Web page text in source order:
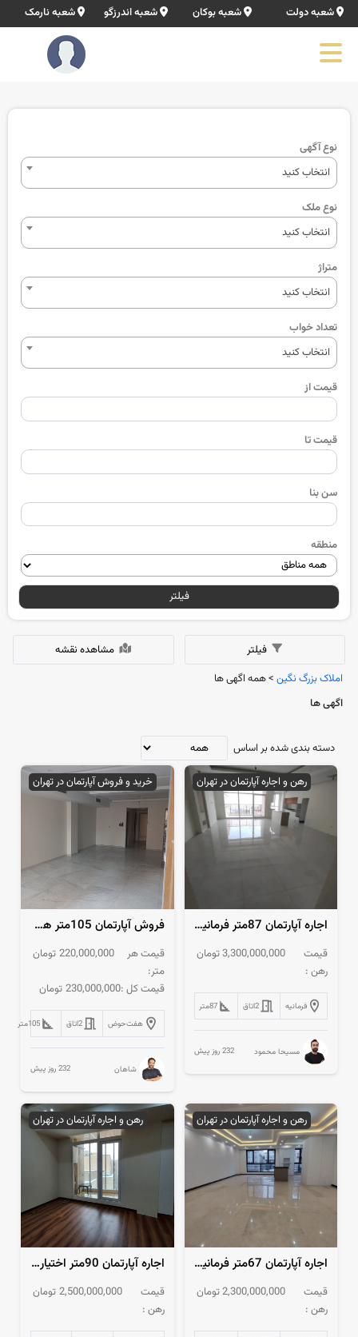
شعبه دولت شعبه بوکان شعبه اندرزگو شعبه نارمک
نوع آگهی
انتخاب کنید
نوع ملک
انتخاب کنید
متراژ
انتخاب کنید
تعداد خواب
انتخاب کنید
قیمت از
قیمت تا
سن بنا
منطقه
فیلتر
فیلتر
مشاهده نقشه
املاک بزرگ نگین > همه اگهی ها
اگهی ها
دسته بندی شده بر اساس
رهن و اجاره آپارتمان در تهران
اجاره آپارتمان 87متر فرمانیه نوساز
قیمت
رهن :
3,300,000,000تومان
فرمانیه 2اتاق 87متر
مسیحا محمود 232 روز پیش
خرید و فروش آپارتمان در تهران
فروش آپارتمان 105متر هفت حوض کلید نخورده
قیمت هر
متر:
220,000,000 تومان
قیمت کل :230,000,000 تومان
هفت‌حوض 2اتاق 105متر
شاهان 232 روز پیش
رهن و اجاره آپارتمان در تهران
اجاره آپارتمان 67متر فرمانیه نوساز
قیمت
رهن :
2,300,000,000تومان
رهن و اجاره آپارتمان در تهران
اجاره آپارتمان 90متر اختیاریه جنوبی نورگیر 5ساله
قیمت
رهن :
2,500,000,000 تومان